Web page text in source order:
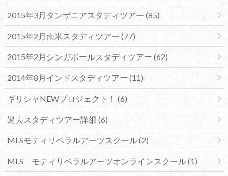
2015年3月タンザニアスタディツアー (85)
2015年2月南米スタディツアー (77)
2015年2月シンガポールスタディツアー (62)
2014年8月インドスタディツアー (11)
ギリシャNEWプロジェクト！ (6)
過去スタディツアー詳細 (6)
MLSモティリベラルアーツスクール(2)
MLS モティリベラルアーツオンラインスクール(1)